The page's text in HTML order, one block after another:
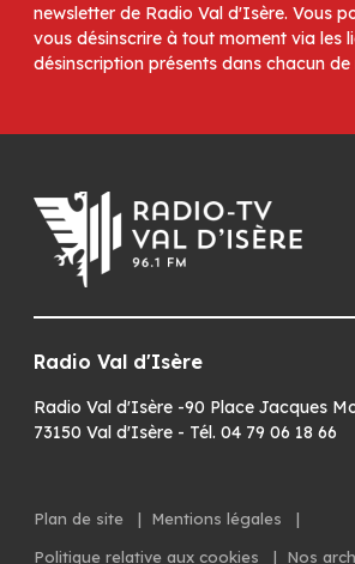
newsletter de Radio Val d'Isère. Vous
vous désinscrire à tout moment via les
désinscription présents dans chacun de
Radio Val d'Isère
Radio Val d'Isère -90 Place Jacques
73150 Val d'Isère - Tél. 04 79 06 18 66
Plan de site | Mentions légales
|
Politique relative aux cookies
| Nos